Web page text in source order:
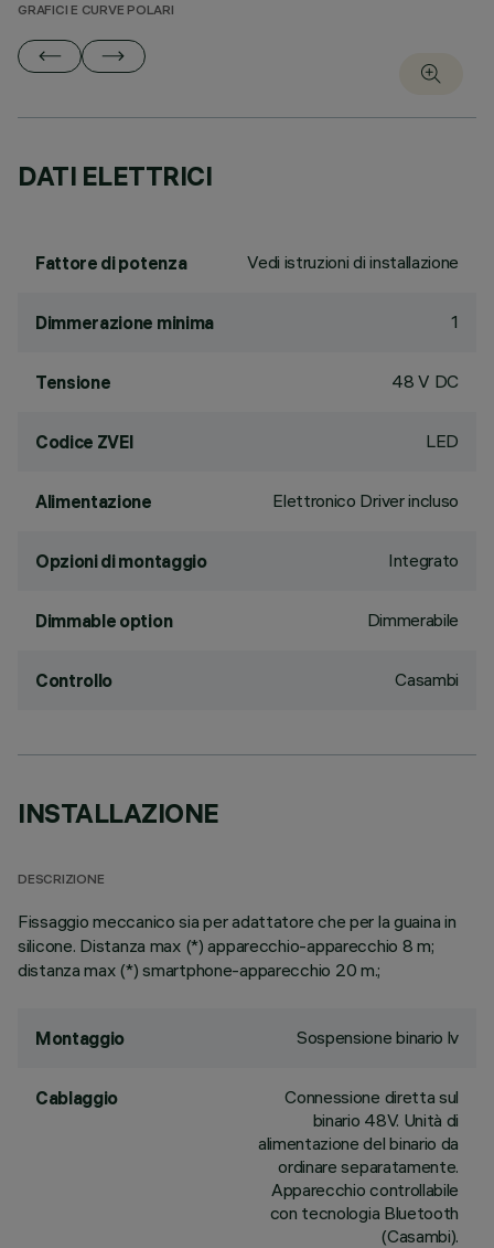
GRAFICI E CURVE POLARI
DATI ELETTRICI
Fattore di potenza Vedi istruzioni di installazione
Dimmerazione minima 1
Tensione 48 V DC
Codice ZVEI LED
Alimentazione Elettronico Driver incluso
Opzioni di montaggio Integrato
Dimmable option Dimmerabile
Controllo Casambi
INSTALLAZIONE
DESCRIZIONE
Fissaggio meccanico sia per adattatore che per la guaina in
silicone. Distanza max (*) apparecchio-apparecchio 8 m;
distanza max (*) smartphone-apparecchio 20 m.;
Montaggio Sospensione binario lv
Cablaggio
Connessione diretta sul
binario 48V. Unità di
alimentazione del binario da
ordinare separatamente.
Apparecchio controllabile
con tecnologia Bluetooth
(Casambi).